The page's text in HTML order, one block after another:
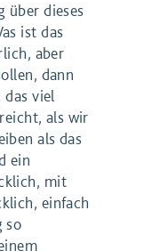
über dieses
ist das
aber
dann
das viel
als wir
als das
ein
mit
einfach
so